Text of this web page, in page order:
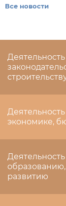
Все новости
экономике,
образованию,
развитию